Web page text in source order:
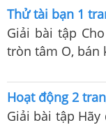
Thử tài bạn 1
Giải bài tập
tròn tâm O, bán
Hoạt động 2
Giải bài tập